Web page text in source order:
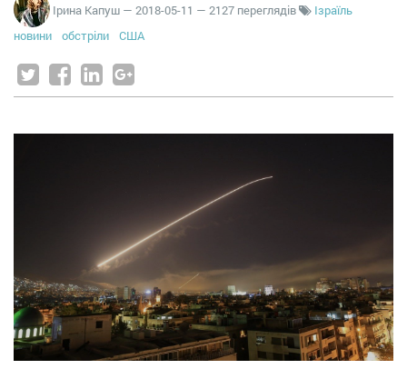
Ірина Капуш — 2018-05-11 — 2127 переглядів
Ізраїль
новини
обстріли США